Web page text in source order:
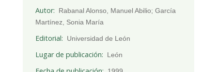
Autor
Rabanal Alonso, Manuel Abilio; García
Martínez, Sonia María
Editorial Universidad de León
Lugar de publicación León